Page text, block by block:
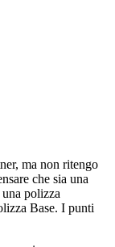
ma non ritengo
che sia una
polizza
Base. I punti